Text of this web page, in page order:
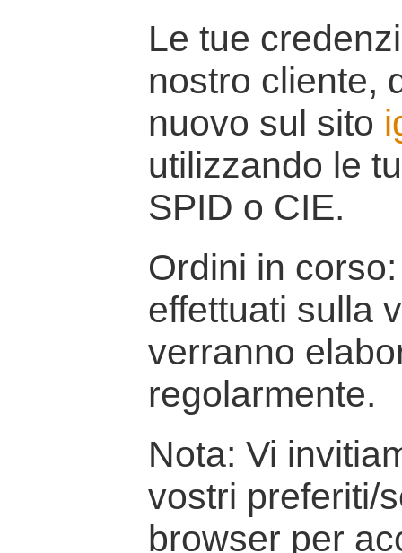
Le tue
nostro cliente,
nuovo sul sito
utilizzando le
SPID o CIE.
Ordini in
effettuati sulla
verranno
regolarmente.
Nota: Vi
vostri preferiti/
browser per